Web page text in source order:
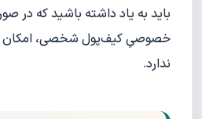
باید به یاد داشته باشید که در
خصوصیِ کیف‌پول شخصی، امکان
ندارد.